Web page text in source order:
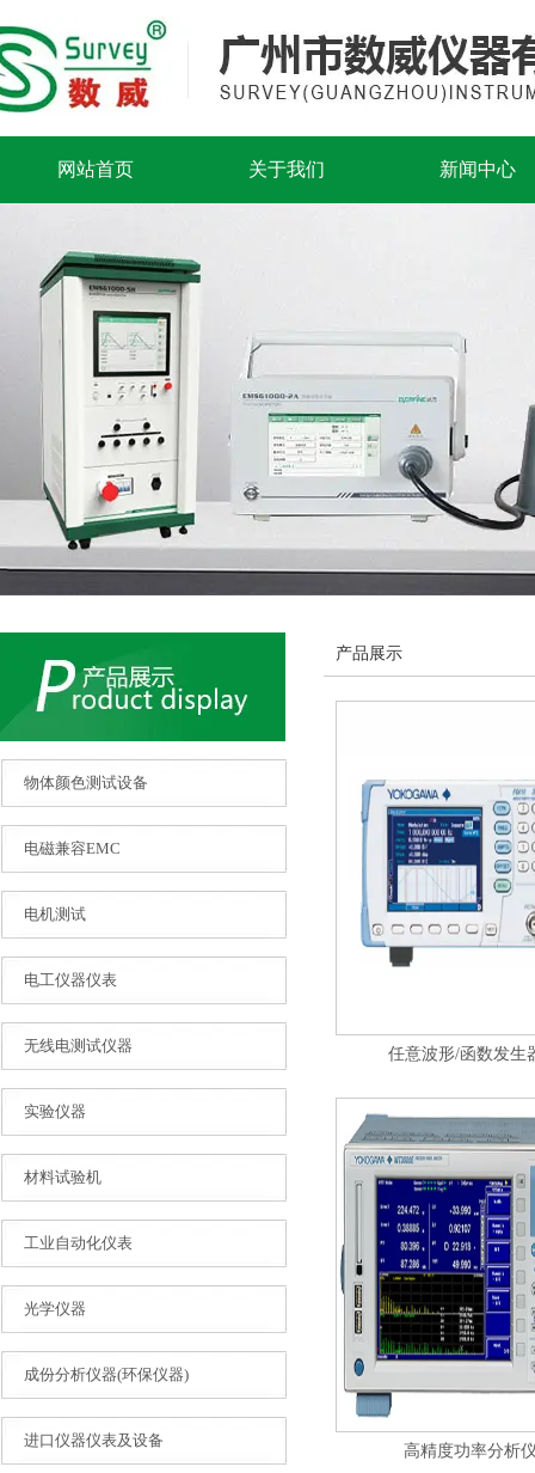
网站首页 关于我们 新闻中心
物体颜色测试设备
电磁兼容EMC
电机测试
电工仪器仪表
无线电测试仪器
实验仪器
材料试验机
工业自动化仪表
光学仪器
成份分析仪器(环保仪器)
进口仪器仪表及设备
产品展示
任意波形/函数发生
高精度功率分析